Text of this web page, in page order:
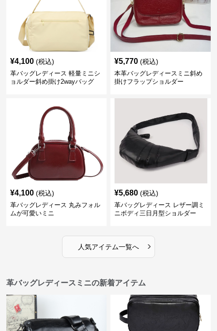
¥4,100 (税込)
革バッグレディース 軽量ミニシ
ョルダー斜め掛け2wayバッグ
¥5,770 (税込)
本革バッグレディースミニ斜め
掛けフラップショルダー
¥4,100 (税込)
革バッグレディース 丸みフォル
ムが可愛いミニ
¥5,680 (税込)
革バッグレディース レザー調ミ
ニボディ三日月型ショルダー
人気アイテム一覧へ ›
革バッグレディースミニの新着アイテム